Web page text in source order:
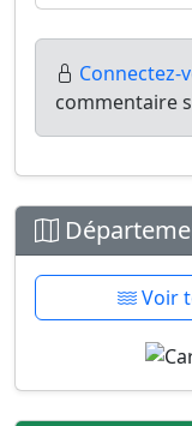
Connectez-
commentaire
Voir